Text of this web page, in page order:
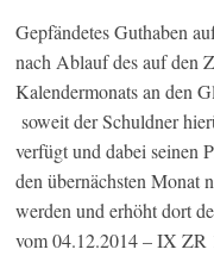
Gepfändetes Guthaben
nach Ablauf des auf den
Kalendermonats an den
soweit der Schuldner
verfügt und dabei seinen
den übernächsten Monat
werden und erhöht dort
vom 04.12.2014 – IX ZR